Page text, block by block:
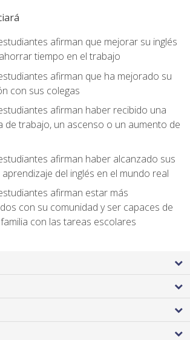
afirman que mejorar su inglés
tiempo en el trabajo
afirman que ha mejorado su
con sus colegas
afirman haber recibido una
de trabajo, un ascenso o un aumento de
afirman haber alcanzado sus
del inglés en el mundo real
afirman estar más
con su comunidad y ser capaces de
con las tareas escolares